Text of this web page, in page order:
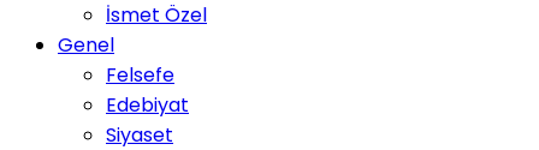
İsmet Özel
Genel
Felsefe
Edebiyat
Siyaset